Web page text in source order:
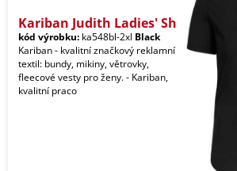
Kariban Judith Ladies' Sh
kód výrobku: ka548bl-2xl Black
Kariban - kvalitní značkový reklamní
textil: bundy, mikiny, větrovky,
fleecové vesty pro ženy. - Kariban,
kvalitní praco